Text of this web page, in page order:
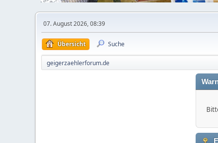
07. August 2026, 08:39
Übersicht Suche
geigerzaehlerforum.de